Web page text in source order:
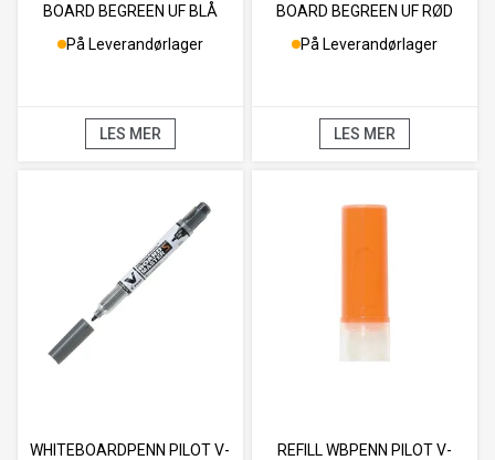
BOARD BEGREEN UF BLÅ
På Leverandørlager
LES MER
BOARD BEGREEN UF RØD
På Leverandørlager
LES MER
WHITEBOARDPENN PILOT V-
REFILL WBPENN PILOT V-